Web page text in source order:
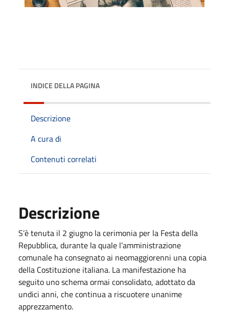
INDICE DELLA PAGINA
Descrizione
A cura di
Contenuti correlati
Descrizione
S’è tenuta il 2 giugno la cerimonia per la Festa della
Repubblica, durante la quale l’amministrazione
comunale ha consegnato ai neomaggiorenni una copia
della Costituzione italiana. La manifestazione ha
seguito uno schema ormai consolidato, adottato da
undici anni, che continua a riscuotere unanime
apprezzamento.